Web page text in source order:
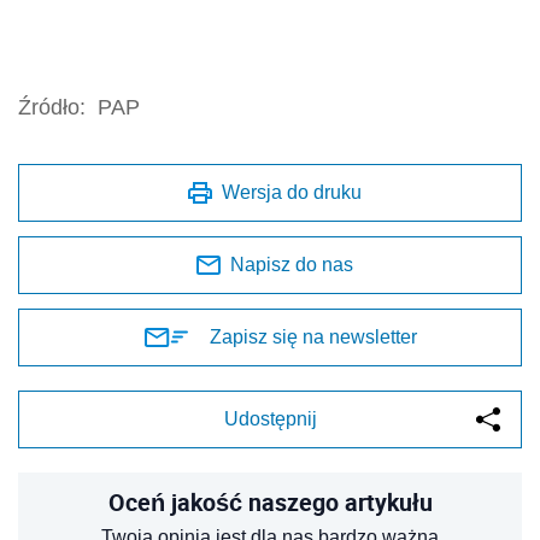
Źródło: PAP
Wersja do druku
Napisz do nas
Zapisz się na newsletter
Udostępnij
Oceń jakość naszego artykułu